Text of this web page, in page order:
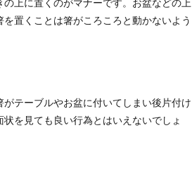
上に置くのがマナーです。お盆などの上
置くことは箸がころころと動かないよう
テーブルやお盆に付いてしまい後片付け
を見ても良い行為とはいえないでしょ